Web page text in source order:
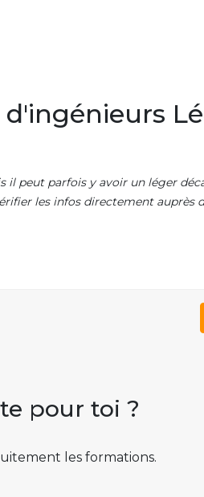
peut parfois y avoir un léger
les infos directement auprès
pour toi ?
les formations.